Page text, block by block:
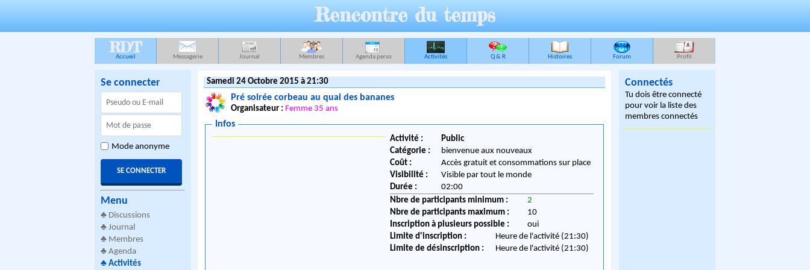
Rencontre du temps
RDT
Accueil Messagerie Journal Membres Agenda perso Activités Q & R Histoires Forum Profil
Se connecter
Mode anonyme
Menu
♣ Discussions
♣ Journal
♣ Membres
♣ Agenda
♣ Activités
Samedi 24 Octobre 2015 à 21:30
Pré soirée corbeau au quai des bananes
Organisateur : Femme 35 ans
Infos
Activité :
Public
Catégorie :
bienvenue aux nouveaux
Coût :
Accès gratuit et consommations sur place
Visibilité :
Visible par tout le monde
Durée :
02:00
Nbre de participants minimum :
2
Nbre de participants maximum :
10
Inscription à plusieurs possible :
oui
Limite d'inscription :
Heure de l'activité (21:30)
Limite de désinscription :
Heure de l'activité (21:30)
Connectés
Tu dois être connecté
pour voir la liste des
membres connectés